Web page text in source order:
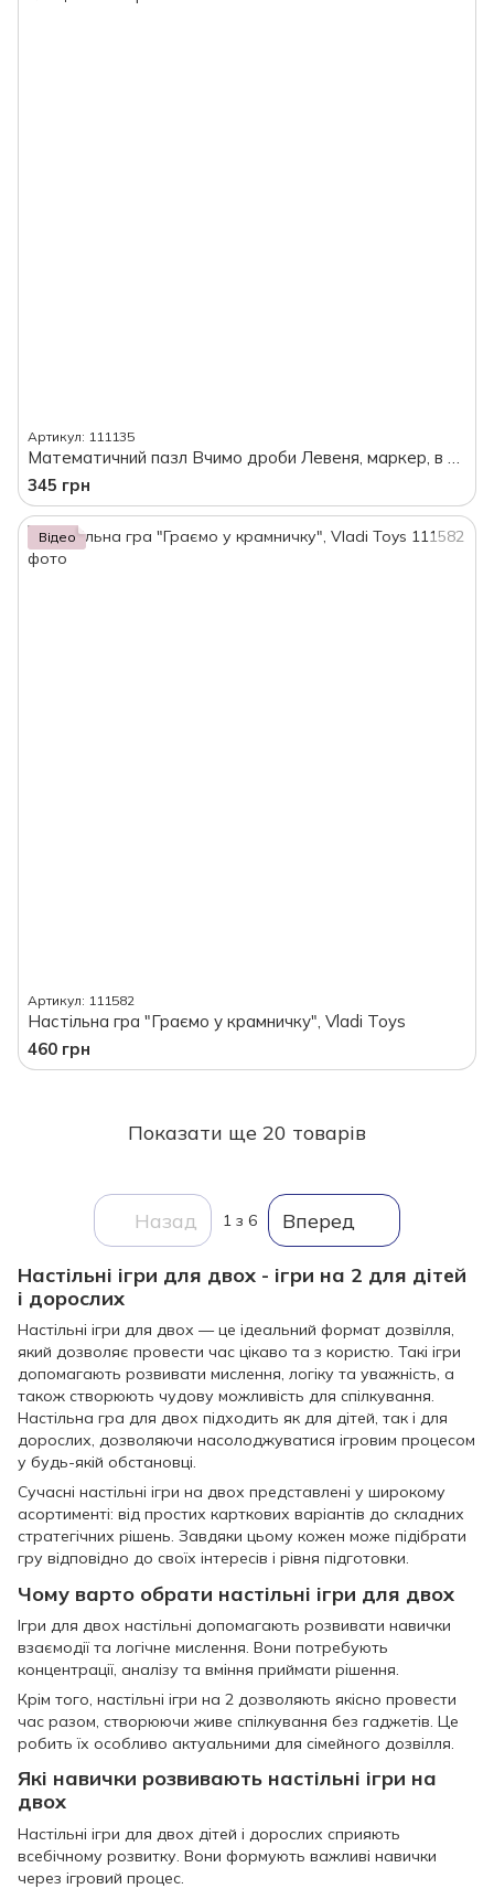
Артикул: 111135
Математичний пазл Вчимо дроби Левеня, маркер, в плівці
345 грн
Відео
Артикул: 111582
Настільна гра "Граємо у крамничку", Vladi Toys
460 грн
Показати ще 20 товарів
Назад 1 з 6 Вперед
Настільні ігри для двох - ігри на 2 для дітей
і дорослих
Настільні ігри для двох — це ідеальний формат дозвілля,
який дозволяє провести час цікаво та з користю. Такі ігри
допомагають розвивати мислення, логіку та уважність, а
також створюють чудову можливість для спілкування.
Настільна гра для двох підходить як для дітей, так і для
дорослих, дозволяючи насолоджуватися ігровим процесом
у будь-якій обстановці.
Сучасні настільні ігри на двох представлені у широкому
асортименті: від простих карткових варіантів до складних
стратегічних рішень. Завдяки цьому кожен може підібрати
гру відповідно до своїх інтересів і рівня підготовки.
Чому варто обрати настільні ігри для двох
Ігри для двох настільні допомагають розвивати навички
взаємодії та логічне мислення. Вони потребують
концентрації, аналізу та вміння приймати рішення.
Крім того, настільні ігри на 2 дозволяють якісно провести
час разом, створюючи живе спілкування без гаджетів. Це
робить їх особливо актуальними для сімейного дозвілля.
Які навички розвивають настільні ігри на
двох
Настільні ігри для двох дітей і дорослих сприяють
всебічному розвитку. Вони формують важливі навички
через ігровий процес.